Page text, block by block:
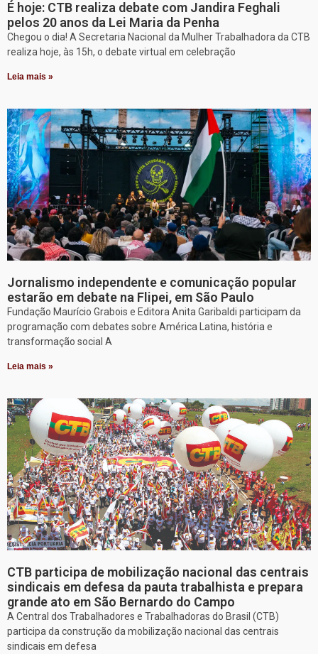
É hoje: CTB realiza debate com Jandira Feghali
pelos 20 anos da Lei Maria da Penha
Chegou o dia! A Secretaria Nacional da Mulher Trabalhadora da CTB
realiza hoje, às 15h, o debate virtual em celebração
Leia mais »
Jornalismo independente e comunicação popular
estarão em debate na Flipei, em São Paulo
Fundação Maurício Grabois e Editora Anita Garibaldi participam da
programação com debates sobre América Latina, história e
transformação social A
Leia mais »
CTB participa de mobilização nacional das centrais
sindicais em defesa da pauta trabalhista e prepara
grande ato em São Bernardo do Campo
A Central dos Trabalhadores e Trabalhadoras do Brasil (CTB)
participa da construção da mobilização nacional das centrais
sindicais em defesa